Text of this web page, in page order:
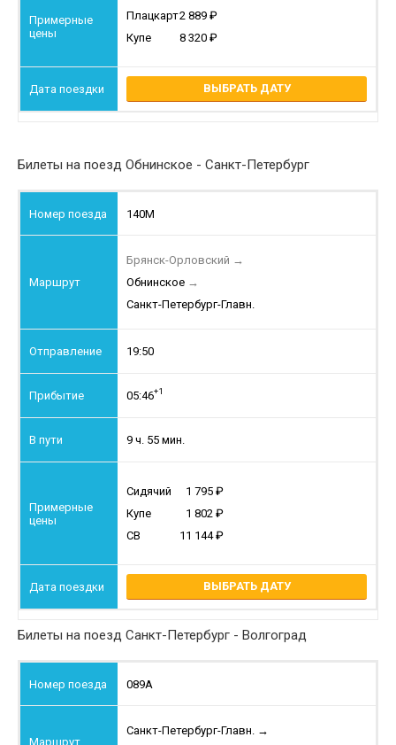
Плацкарт2 889
Купе
8 320
ВЫБРАТЬ ДАТУ
Билеты на поезд Обнинское - Санкт-Петербург
140М
Брянск-Орловский →
Обнинское →
Санкт-Петербург-Главн.
19:50
05:46+1
9 ч. 55 мин.
Сидячий
1 795
Купе
1 802
СВ
11 144
ВЫБРАТЬ ДАТУ
Билеты на поезд Санкт-Петербург - Волгоград
089А
Санкт-Петербург-Главн. →